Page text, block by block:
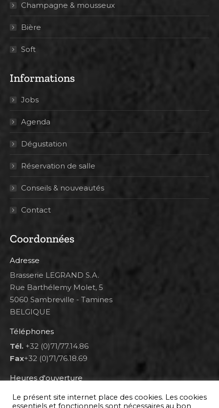
Champagne & mousseux
Bière
Soft
Informations
Jobs
Agenda
Dégustation
Réservation de salle
Conseils & nouveautés
Contact
Coordonnées
Adresse
Brasserie LEGRAND S.A.
Rue Barthélemy Molet, 5
5060 Sambreville - Tamines
BELGIQUE
Téléphones
Tél. +32 (0)71/77.14.86
Fax+32 (0)71/76.18.69
Heures d'ouverture
Lun 8h00-12h00 et 12h30-14h30
Mar au ven 8h00-12h00 et 12h30-17h00
Le présent site internet place des cookies. Les cookies
essentiels et fonctionnels sont nécessaires au bon